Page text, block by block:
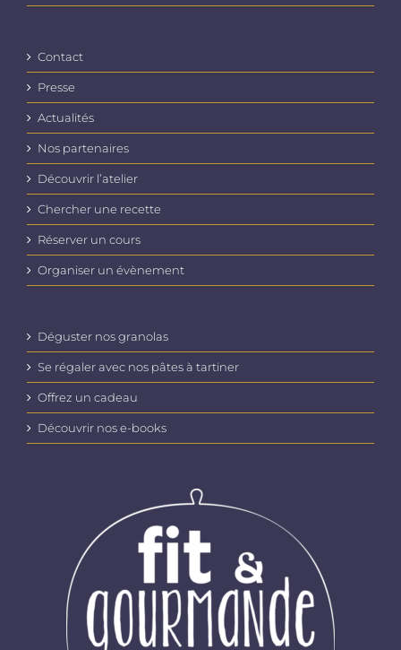
Contact
Presse
Actualités
Nos partenaires
Découvrir l’atelier
Chercher une recette
Réserver un cours
Organiser un évènement
Déguster nos granolas
Se régaler avec nos pâtes à tartiner
Offrez un cadeau
Découvrir nos e-books